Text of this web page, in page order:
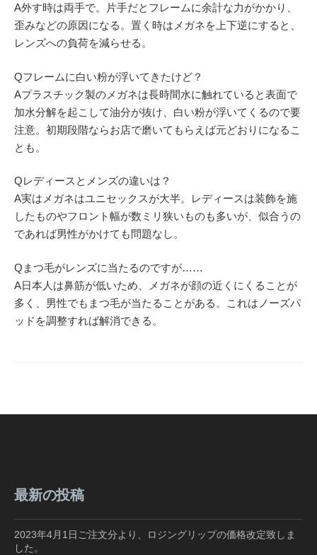
A外す時は両手で。片手だとフレームに余計な力がかかり、
歪みなどの原因になる。置く時はメガネを上下逆にすると、
レンズへの負荷を減らせる。
Qフレームに白い粉が浮いてきたけど？
Aプラスチック製のメガネは長時間水に触れていると表面で
加水分解を起こして油分が抜け、白い粉が浮いてくるので要
注意。初期段階ならお店で磨いてもらえば元どおりになるこ
とも。
Qレディースとメンズの違いは？
A実はメガネはユニセックスが大半。レディースは装飾を施
したものやフロント幅が数ミリ狭いものも多いが、似合うの
であれば男性がかけても問題なし。
Qまつ毛がレンズに当たるのですが……
A日本人は鼻筋が低いため、メガネが顔の近くにくることが
多く、男性でもまつ毛が当たることがある。これはノーズパ
ッドを調整すれば解消できる。
最新の投稿
2023年4月1日ご注文分より、ロジングリップの価格改定致しま
した。